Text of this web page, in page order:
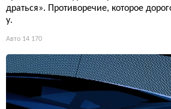
драться». Противоречие, которое
у.
Авто 14 170